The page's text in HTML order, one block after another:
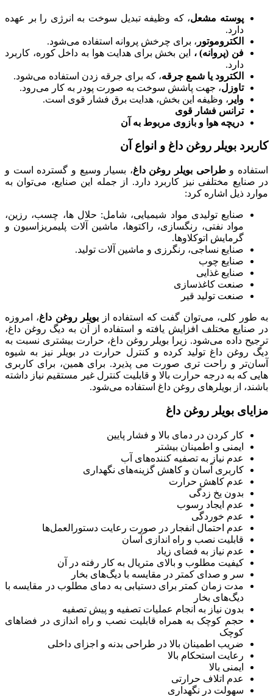
پوسته مشعل، که وظیفه تبدیل سوخت به انرژی را بر عهده
دارد.
الکتروموتور ، برای چرخش پروانه استفاده می‌شود.
فن (پروانه) ، این بخش برای هدایت هوا به داخل کوره، کاربرد
دارد.
الکترود یا شمع جرقه، که برای جرقه زدن استفاده می‌شود.
تاوزل، جهت پاشش سوخت به صورت پودر به کار می‌رود.
وایر ، وظیفه این بخش، هدایت برق فشار قوی است.
ترانس فشار قوی
دریچه هوا و بازوی مربوط به آن
کاربرد بویلر روغن داغ و انواع آن
استفاده وطراحی بویلر روغن داغ، بسیار وسیع و گسترده است و
در صنایع مختلفی نیز کاربرد دارد. از جمله این صنایع، می‌توان به
موارد ذیل اشاره کرد:
صنایع تولیدی مواد شیمیایی، شامل: حلال ها، چسب، رزین،
مواد نفتی، رنگسازی، راکتوها، ماشین آلات پلیمریزاسیون و
گرمایش اتوکلاوها.
صنایع نساجی، رنگرزی و ماشین آلات تولید.
صنایع چوب
صنایع غذایی
صنعت کاغذسازی
صنعت تولید قیر
به طور کلی، می‌توان گفت که استفاده از بویلر روغن داغ، امروزه
در صنایع مختلف افزایش یافته و استفاده از آن به دیگ روغن داغ،
ترجیح داده می‌شود. زیرا بویلر روغن داغ، حرارت بیشتری نسبت به
دیگ روغن داغ تولید کرده و کنترل حرارت در بویلر نیز به شیوه
آسان‌تر و راحت تری صورت می پذیرد. برای همین، برای کاربری
هایی که به درجه حرارت بالا و قابلیت کنترل غیر مستقیم نیاز داشته
باشند، از بویلرهای روغن داغ استفاده می‌شود.
مزایای بویلر روغن داغ
کار کردن در دمای بالا و فشار پایین
ایمنی و اطمینان بیشتر
عدم نیاز به تصفیه کننده‌های آب
کاربری آسان و کاهش گزینه‌های نگهداری
عدم کاهش حرارت
بدون یخ زدگی
عدم ایجاد رسوب
عدم خوردگی
عدم احتمال انفجار در صورت رعایت دستورالعمل‌ها
قابلیت نصب و راه اندازی آسان
عدم نیاز به فضای زیاد
کیفیت مطلوب و بالای متریال به کار رفته در آن
سر و صدای کمتر در مقایسه با دیگ‌های بخار
مدت زمان کمتر برای دستیابی به دمای مطلوب در مقایسه با
دیگ‌های بخار
بدون نیاز به انجام عملیات تصفیه و پیش تصفیه
حجم کوچک به همراه قابلیت نصب و راه اندازی در فضاهای
کوچک
ضریب اطمینان بالا در طراحی بدنه و اجزای داخلی
رعایت استحکام بالا
ایمنی بالا
عدم اتلاف حرارتی
سهولت در نگهداری